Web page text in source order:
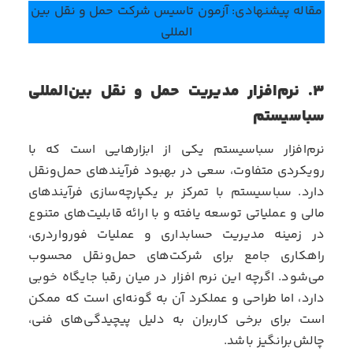
مقاله پیشنهادی:آزمون تاسیس شرکت حمل و نقل بین
المللی
۳. نرم‌افزار مدیریت حمل و نقل بین‌المللی
سباسیستم
نرم‌افزار سباسیستم یکی از ابزارهایی است که با
رویکردی متفاوت، سعی در بهبود فرآیندهای حمل‌ونقل
دارد. سباسیستم با تمرکز بر یکپارچه‌سازی فرآیندهای
مالی و عملیاتی توسعه یافته و با ارائه قابلیت‌های متنوع
در زمینه مدیریت حسابداری و عملیات فورواردری،
راهکاری جامع برای شرکت‌های حمل‌ونقل محسوب
می‌شود. اگرچه این نرم افزار در میان رقبا جایگاه خوبی
دارد، اما طراحی و عملکرد آن به گونه‌ای است که ممکن
است برای برخی کاربران به دلیل پیچیدگی‌های فنی،
چالش‌برانگیز باشد.